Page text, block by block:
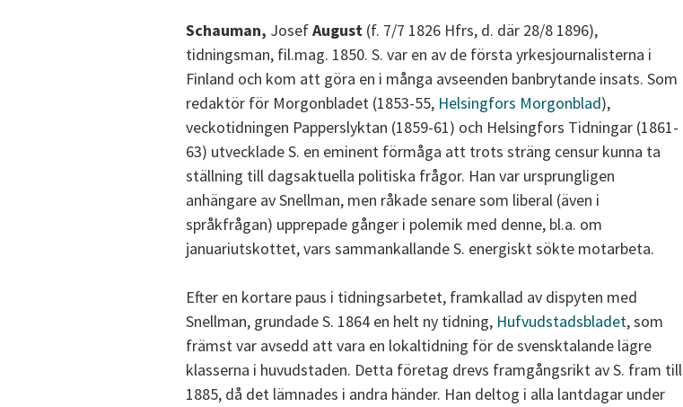
Schauman, JosefAugust (f. 7/7 1826 Hfrs, d. där 28/8 1896),
tidningsman, fil.mag. 1850. S. var en av de första yrkesjournalisterna i
Finland och kom att göra en i många avseenden banbrytande insats. Som
redaktör för Morgonbladet (1853-55, Helsingfors Morgonblad),
veckotidningen Papperslyktan (1859-61) och Helsingfors Tidningar (1861-
63) utvecklade S. en eminent förmåga att trots sträng censur kunna ta
ställning till dagsaktuella politiska frågor. Han var ursprungligen
anhängare av Snellman, men råkade senare som liberal (även i
språkfrågan) upprepade gånger i polemik med denne, bl.a. om
januariutskottet, vars sammankallande S. energiskt sökte motarbeta.
Efter en kortare paus i tidningsarbetet, framkallad av dispyten med
Snellman, grundade S. 1864 en helt ny tidning, Hufvudstadsbladet, som
främst var avsedd att vara en lokaltidning för de svensktalande lägre
klasserna i huvudstaden. Detta företag drevs framgångsrikt av S. fram till
1885, då det lämnades i andra händer. Han deltog i alla lantdagar under